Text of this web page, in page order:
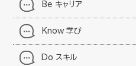
Be キャリア
Know 学び
Do スキル